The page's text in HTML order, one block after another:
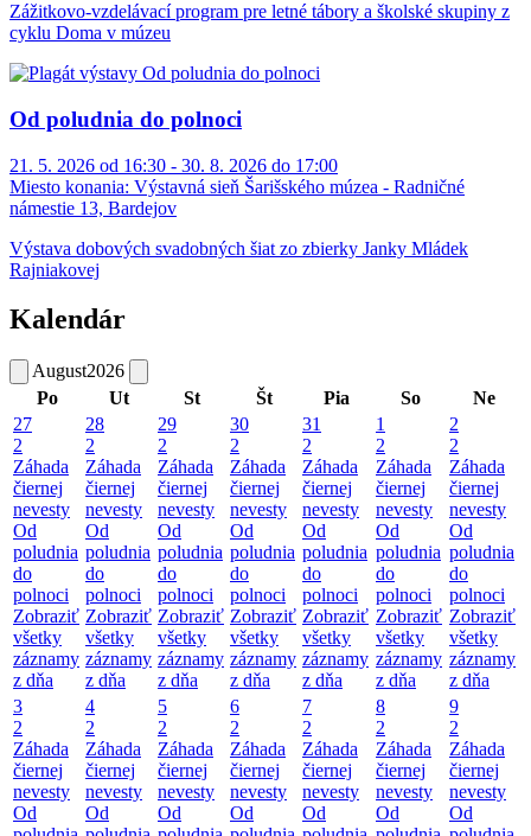
Zážitkovo-vzdelávací program pre letné tábory a školské skupiny z
cyklu Doma v múzeu
Od poludnia do polnoci
21. 5. 2026 od 16:30 - 30. 8. 2026 do 17:00
Miesto konania: Výstavná sieň Šarišského múzea - Radničné
námestie 13, Bardejov
Výstava dobových svadobných šiat zo zbierky Janky Mládek
Rajniakovej
Kalendár
August2026
Po
Ut St Št Pia So
Ne
27
2
Záhada
čiernej
nevesty
Od
poludnia
do
polnoci
Zobraziť
všetky
záznamy
z dňa
28
2
Záhada
čiernej
nevesty
Od
poludnia
do
polnoci
Zobraziť
všetky
záznamy
z dňa
29
2
Záhada
čiernej
nevesty
Od
poludnia
do
polnoci
Zobraziť
všetky
záznamy
z dňa
30
2
Záhada
čiernej
nevesty
Od
poludnia
do
polnoci
Zobraziť
všetky
záznamy
z dňa
31
2
Záhada
čiernej
nevesty
Od
poludnia
do
polnoci
Zobraziť
všetky
záznamy
z dňa
1
2
Záhada
čiernej
nevesty
Od
poludnia
do
polnoci
Zobraziť
všetky
záznamy
z dňa
2
2
Záhada
čiernej
nevesty
Od
poludnia
do
polnoci
Zobraziť
všetky
záznamy
z dňa
3
2
Záhada
čiernej
nevesty
Od
4
2
Záhada
čiernej
nevesty
Od
5
2
Záhada
čiernej
nevesty
Od
6
2
Záhada
čiernej
nevesty
Od
7
2
Záhada
čiernej
nevesty
Od
8
2
Záhada
čiernej
nevesty
Od
9
2
Záhada
čiernej
nevesty
Od